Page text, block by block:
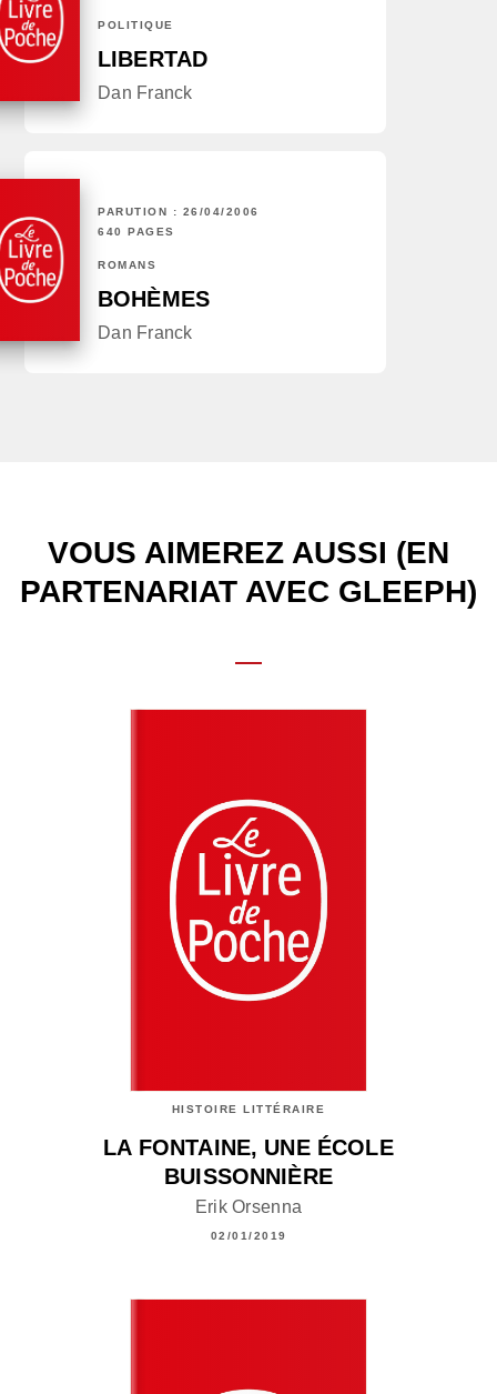
POLITIQUE
LIBERTAD
Dan Franck
PARUTION : 26/04/2006
640 PAGES
ROMANS
BOHÈMES
Dan Franck
VOUS AIMEREZ AUSSI (EN
PARTENARIAT AVEC GLEEPH)
HISTOIRE LITTÉRAIRE
LA FONTAINE, UNE ÉCOLE
BUISSONNIÈRE
Erik Orsenna
02/01/2019